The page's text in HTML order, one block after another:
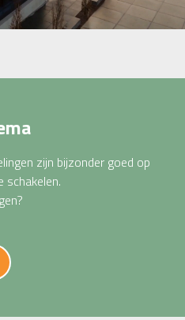
zijn bijzonder goed op
schakelen.